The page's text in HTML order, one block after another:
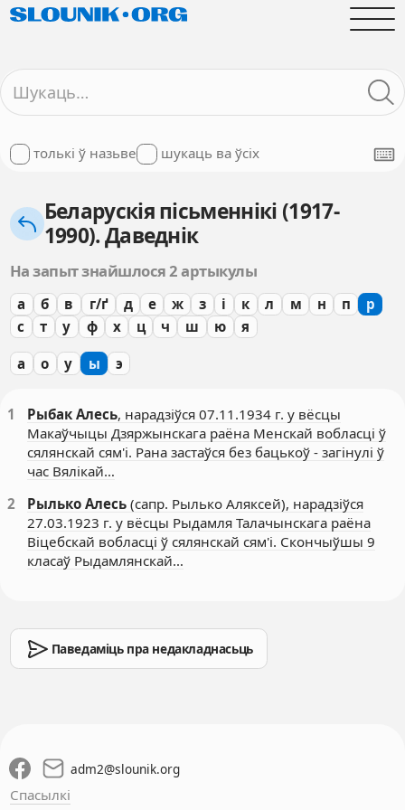
толькі ў назьве шукаць ва ўсіх
Беларускія пісьменнікі (1917-
1990). Даведнік
На запыт знайшлося 2 артыкулы
а б в г/ґ д е ж з і к л м н п
р
с
т у ф х ц ч ш ю я
а о у ы э
1 Рыбак Алесь, нарадзіўся 07.11.1934 г. у вёсцы
Макаўчыцы Дзяржынскага раёна Менскай вобласці ў
сялянскай сям'і. Рана застаўся без бацькоў - загінулі ў
час Вялікай…
2
Рылько Алесь (сапр. Рылько Аляксей), нарадзіўся
27.03.1923 г. у вёсцы Рыдамля Талачынскага раёна
Віцебскай вобласці ў сялянскай сям'і. Скончыўшы 9
класаў Рыдамлянскай…
Паведаміць пра недакладнасьць
adm2@slounik.org
Спасылкі